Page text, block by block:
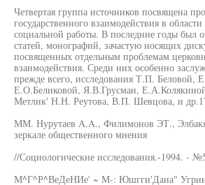
Четвертая группа источников посвящена
государственного взаимодействия в
социальной работы. В последние годы был
статей, монографий, зачастую носящих
посвященных отдельным проблемам
взаимодействия. Среди них особенно
прежде всего, исследования Т.П. Беловой,
Е.О.Беликовой, Я.В.Грусман,
Метлик' Н.Н. Реутова, В.П. Шевцова, и
ММ. Нурутаев A.A., Филимонов ЭТ.,
зеркале общественного мнения
//Социологические исследования.-1994. -
М^Г^Р^ВеДеНИе' ~ М-: Юшгги'Даиа"